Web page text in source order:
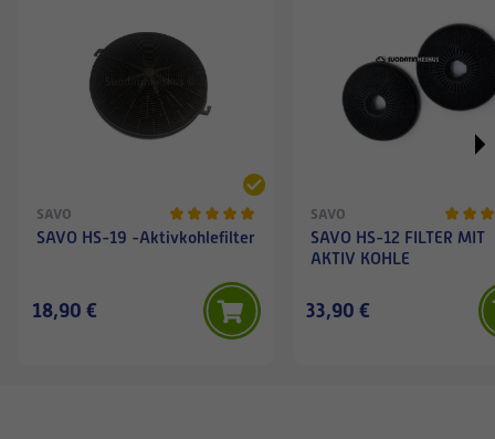
SAVO
SAVO HS-19 -Aktivkohlefilter
18,90 €
SAVO
SAVO HS-12 FILTER MIT
AKTIV KOHLE
33,90 €